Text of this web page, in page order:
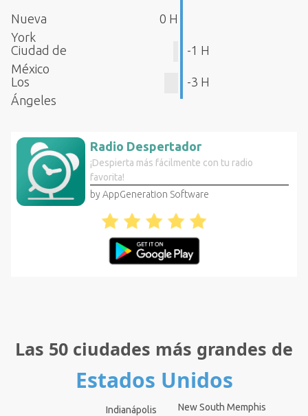
Nueva
York
0 H
Ciudad de
México
-1 H
Los
Ángeles
-3 H
Radio Despertador
¡Despierta más fácilmente con tu radio
favorita!
by AppGeneration Software
Las 50 ciudades más grandes de
Estados Unidos
Indianápolis New South Memphis